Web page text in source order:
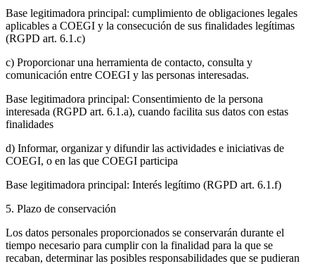
Base legitimadora principal: cumplimiento de obligaciones legales
aplicables a COEGI y la consecución de sus finalidades legítimas
(RGPD art. 6.1.c)
c) Proporcionar una herramienta de contacto, consulta y
comunicación entre COEGI y las personas interesadas.
Base legitimadora principal: Consentimiento de la persona
interesada (RGPD art. 6.1.a), cuando facilita sus datos con estas
finalidades
d) Informar, organizar y difundir las actividades e iniciativas de
COEGI, o en las que COEGI participa
Base legitimadora principal: Interés legítimo (RGPD art. 6.1.f)
5. Plazo de conservación
Los datos personales proporcionados se conservarán durante el
tiempo necesario para cumplir con la finalidad para la que se
recaban, determinar las posibles responsabilidades que se pudieran